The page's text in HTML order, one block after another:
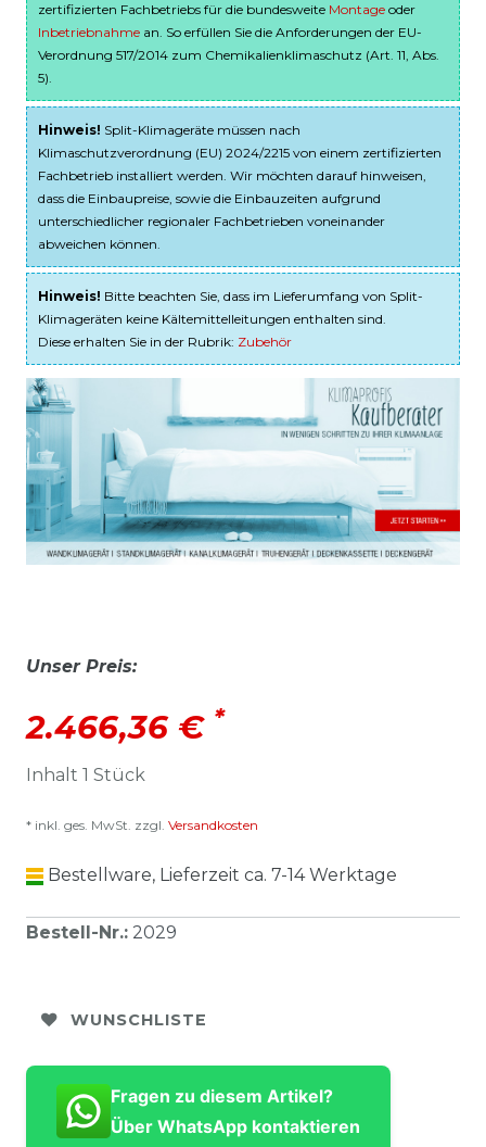
zertifizierten Fachbetriebs für die bundesweite Montage oder
Inbetriebnahme an. So erfüllen Sie die Anforderungen der EU-
Verordnung 517/2014 zum Chemikalienklimaschutz (Art. 11, Abs.
5).
Hinweis! Split-Klimageräte müssen nach
Klimaschutzverordnung (EU) 2024/2215 von einem zertifizierten
Fachbetrieb installiert werden. Wir möchten darauf hinweisen,
dass die Einbaupreise, sowie die Einbauzeiten aufgrund
unterschiedlicher regionaler Fachbetrieben voneinander
abweichen können.
Hinweis! Bitte beachten Sie, dass im Lieferumfang von Split-
Klimageräten keine Kältemittelleitungen enthalten sind.
Diese erhalten Sie in der Rubrik: Zubehör
Unser Preis:
2.466,36 € *
Inhalt 1 Stück
* inkl. ges. MwSt. zzgl. Versandkosten
Bestellware, Lieferzeit ca. 7-14 Werktage
Bestell-Nr.: 2029
WUNSCHLISTE
Fragen zu diesem Artikel?
Über WhatsApp kontaktieren